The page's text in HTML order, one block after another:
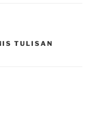
TULISAN